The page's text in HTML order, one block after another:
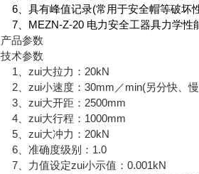
6、具有峰值记录(常用于安全帽等破坏
7、 MEZN-Z-20 电力安全工器具力学性
产品参数
技术参数
1、zui大拉力：20kN
2、zui小速度：30mm／min(另分快、
3、zui大开距：2500mm
4、zui大行程：1000mm
5、zui大冲力：20kN
6、准确度级别：1.0
7、力值设定zui小示值：0.001kN